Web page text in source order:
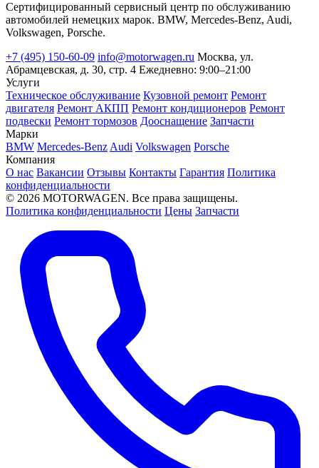
Сертифицированный сервисный центр по обслуживанию
автомобилей немецких марок. BMW, Mercedes-Benz, Audi,
Volkswagen, Porsche.
+7 (495) 150-60-09 info@motorwagen.ru Москва, ул.
Абрамцевская, д. 30, стр. 4 Ежедневно: 9:00–21:00
Услуги
Техническое обслуживание Кузовной ремонт Ремонт
двигателя Ремонт АКПП Ремонт кондиционеров Ремонт
подвески Ремонт тормозов Дооснащение Запчасти
Марки
BMW Mercedes-Benz Audi Volkswagen Porsche
Компания
О нас Вакансии Отзывы Контакты Гарантия Политика
конфиденциальности
© 2026 MOTORWAGEN. Все права защищены.
Политика конфиденциальности Цены Запчасти